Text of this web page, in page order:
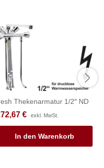
Thekenarmatur 1/2″ ND
€ exkl. MwSt.
In den Warenkorb